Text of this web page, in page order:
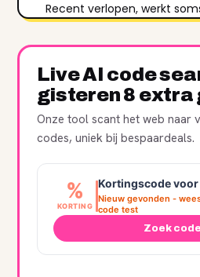
Recent verlopen, werkt
Live AI code
gisteren 8 extra
Onze tool scant het web naar
codes, uniek bij bespaardeals.
%
KORTING
Kortingscode
Nieuw gevonden -
code test
Zoek